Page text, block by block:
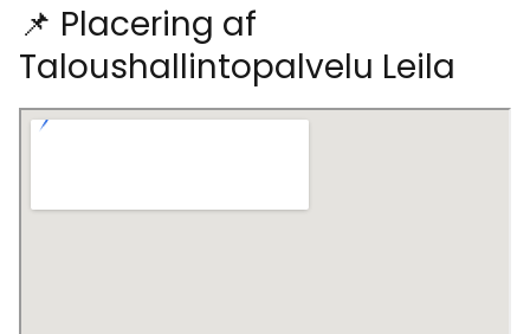
📌 Placering af
Taloushallintopalvelu Leila